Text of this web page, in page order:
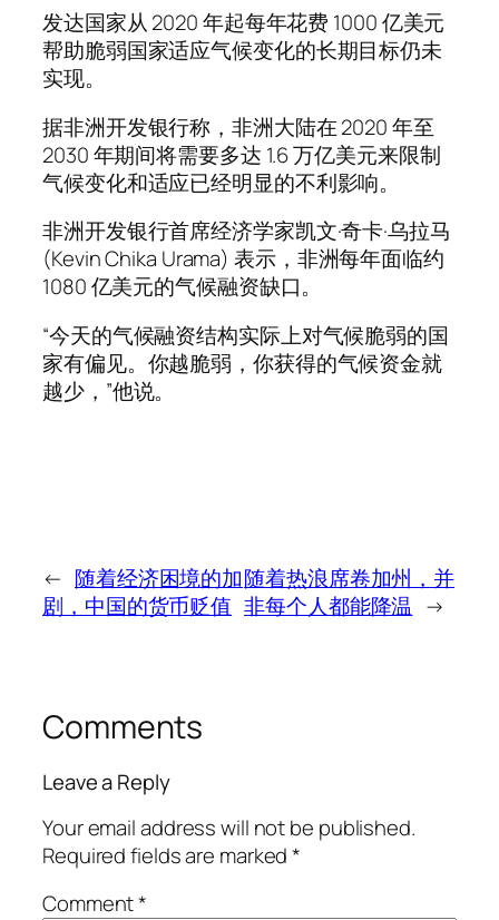
发达国家从 2020 年起每年花费 1000 亿美元
帮助脆弱国家适应气候变化的长期目标仍未
实现。
据非洲开发银行称，非洲大陆在 2020 年至
2030 年期间将需要多达 1.6 万亿美元来限制
气候变化和适应已经明显的不利影响。
非洲开发银行首席经济学家凯文·奇卡·乌拉马
(Kevin Chika Urama) 表示，非洲每年面临约
1080 亿美元的气候融资缺口。
“今天的气候融资结构实际上对气候脆弱的国
家有偏见。你越脆弱，你获得的气候资金就
越少，”他说。
← 随着经济困境的加
剧，中国的货币贬值
随着热浪席卷加州，并
非每个人都能降温 →
Comments
Leave a Reply
Your email address will not be published.
Required fields are marked*
Comment*